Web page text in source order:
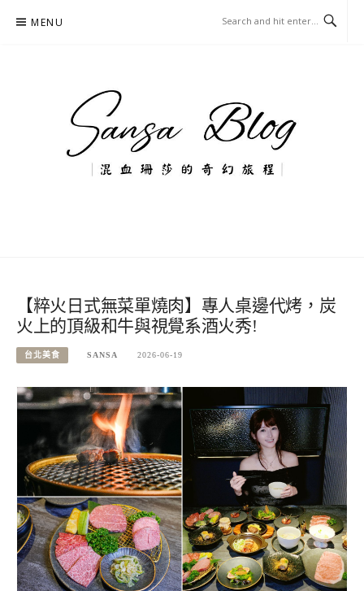
MENU
【粹火日式無菜單燒肉】專人桌邊代烤，炭
火上的頂級和牛與視覺系酒火秀!
台北美食 SANSA 2026-06-19